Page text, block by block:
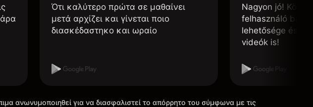
Ότι καλύτερο πρώτα σε μαθαίνει
μετά αρχίζει και γίνεται ποιο
διασκέδαστηκο και ωραίο
Nagyon jó!
felhasználó
lehetősége és,
videók is!
ανωνυμοποιηθεί για να διασφαλιστεί το απόρρητο του σύμφωνα με τις